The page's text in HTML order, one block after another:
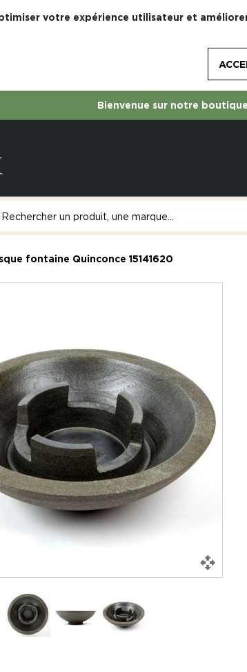
votre expérience utilisateur et
Bienvenue sur notre
fontaine Quinconce 15141620